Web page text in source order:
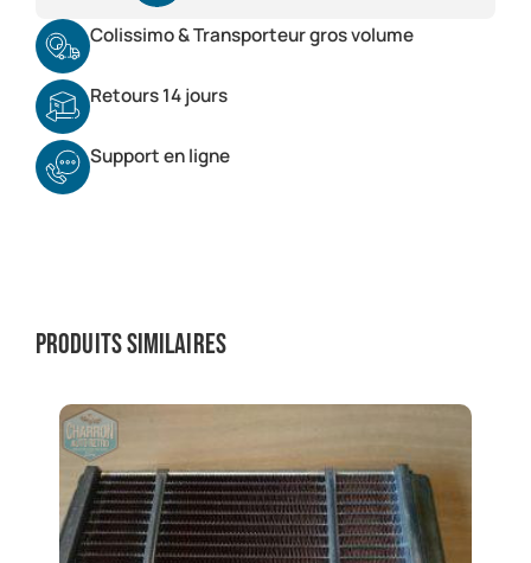
Colissimo & Transporteur gros volume
Retours 14 jours
Support en ligne
Produits similaires